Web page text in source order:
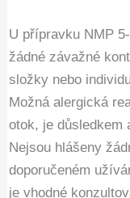
U přípravku NMP
žádné závažné
složky nebo
Možná alergická
otok, je důsledkem
Nejsou hlášeny
doporučeném
je vhodné